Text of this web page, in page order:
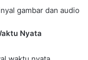
gambar dan audio
Nyata